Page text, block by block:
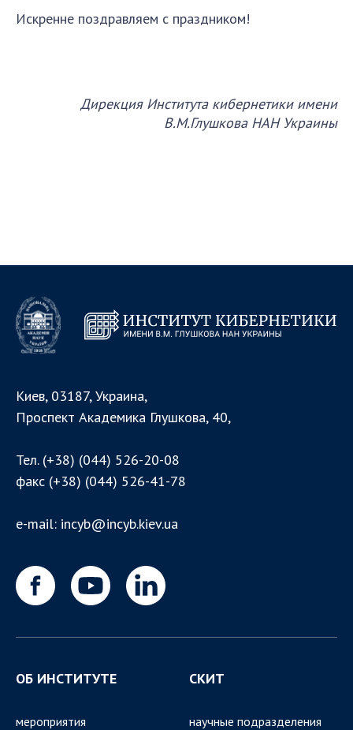
Абитуруентам
Искренне поздравляем с праздником!
Дирекция Института кибернетики имени
В.М.Глушкова НАН Украины
Киев, 03187, Украина,
Проспект Академика Глушкова, 40,
Тел. (+38) (044) 526-20-08
факс (+38) (044) 526-41-78
e-mail: incyb@incyb.kiev.ua
ОБ ИНСТИТУТЕ
мероприятия
СКИТ
научные подразделения